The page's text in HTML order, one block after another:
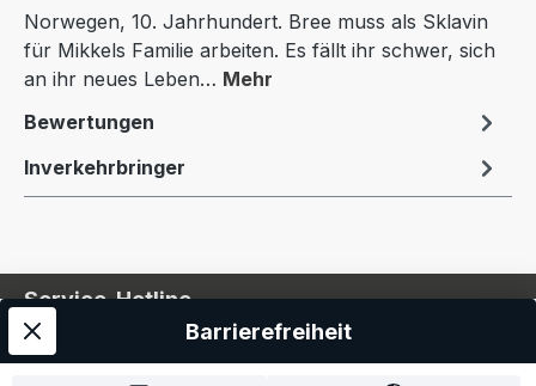
Norwegen, 10. Jahrhundert. Bree muss als Sklavin
für Mikkels Familie arbeiten. Es fällt ihr schwer, sich
an ihr neues Leben… Mehr
Bewertungen
Inverkehrbringer
Service-Hotline
Service
Barrierefreiheit